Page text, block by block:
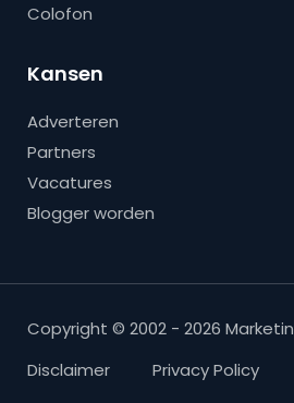
Colofon
Kansen
Adverteren
Partners
Vacatures
Blogger worden
Copyright © 2002 - 2026
Disclaimer
Privacy Policy